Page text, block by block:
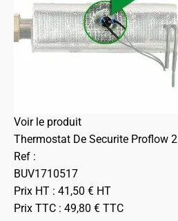
Voir le produit
Thermostat De Securite Proflow 2
Ref :
BUV1710517
Prix HT : 41,50 € HT
Prix TTC : 49,80 € TTC